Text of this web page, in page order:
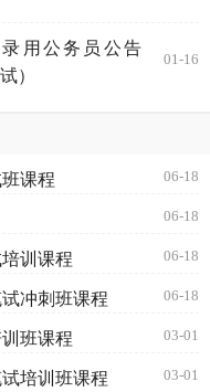
用公务员公告
）
01-16
课程 06-18
06-18
训课程 06-18
冲刺班课程 06-18
班课程 03-01
培训班课程 03-01